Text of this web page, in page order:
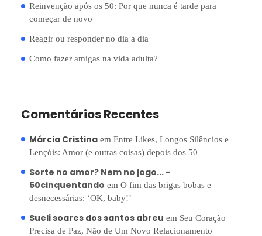
Reinvenção após os 50: Por que nunca é tarde para
começar de novo
Reagir ou responder no dia a dia
Como fazer amigas na vida adulta?
Comentários Recentes
Márcia Cristina em Entre Likes, Longos Silêncios e
Lençóis: Amor (e outras coisas) depois dos 50
Sorte no amor? Nem no jogo... -
50cinquentando em O fim das brigas bobas e
desnecessárias: ‘OK, baby!’
Sueli soares dos santos abreu em Seu Coração
Precisa de Paz, Não de Um Novo Relacionamento